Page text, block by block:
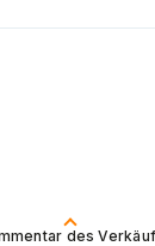
werden Ihren
des